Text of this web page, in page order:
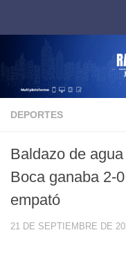
DEPORTES
Baldazo de
Boca ganaba 2-
empató
21 DE SEPTIEMBRE DE